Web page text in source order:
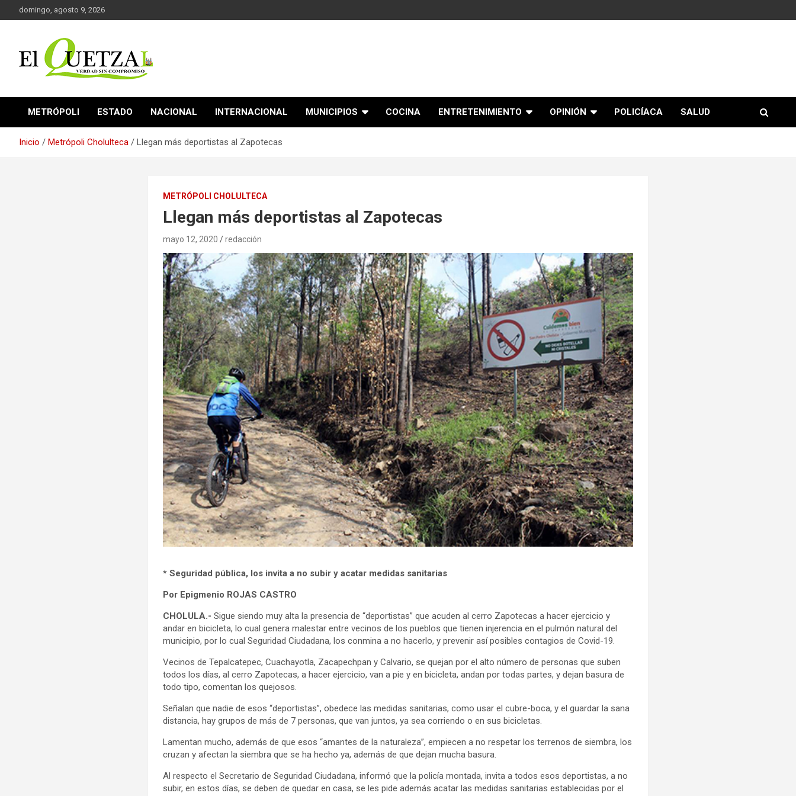
al
domingo, agosto 9, 2026
El Quetzal de Cholula
METRÓPOLI ESTADO NACIONAL INTERNACIONAL MUNICIPIOS COCINA ENTRETENIMIENTO OPINIÓN POLICÍACA SALUD
Inicio Metrópoli Cholulteca Llegan más deportistas al Zapotecas
METRÓPOLI CHOLULTECA
Llegan más deportistas al Zapotecas
mayo 12, 2020 redacción
* Seguridad pública, los invita a no subir y acatar medidas sanitarias
Por Epigmenio ROJAS CASTRO
CHOLULA.- Sigue siendo muy alta la presencia de “deportistas” que acuden al cerro Zapotecas a hacer ejercicio y
andar en bicicleta, lo cual genera malestar entre vecinos de los pueblos que tienen injerencia en el pulmón natural del
municipio, por lo cual Seguridad Ciudadana, los conmina a no hacerlo, y prevenir así posibles contagios de Covid-19.
Vecinos de Tepalcatepec, Cuachayotla, Zacapechpan y Calvario, se quejan por el alto número de personas que suben
todos los días, al cerro Zapotecas, a hacer ejercicio, van a pie y en bicicleta, andan por todas partes, y dejan basura de
todo tipo, comentan los quejosos.
Señalan que nadie de esos “deportistas”, obedece las medidas sanitarias, como usar el cubre-boca, y el guardar la sana
distancia, hay grupos de más de 7 personas, que van juntos, ya sea corriendo o en sus bicicletas.
Lamentan mucho, además de que esos “amantes de la naturaleza”, empiecen a no respetar los terrenos de siembra, los
cruzan y afectan la siembra que se ha hecho ya, además de que dejan mucha basura.
Al respecto el Secretario de Seguridad Ciudadana, informó que la policía montada, invita a todos esos deportistas, a no
subir, en estos días, se deben de quedar en casa, se les pide además acatar las medidas sanitarias establecidas por el